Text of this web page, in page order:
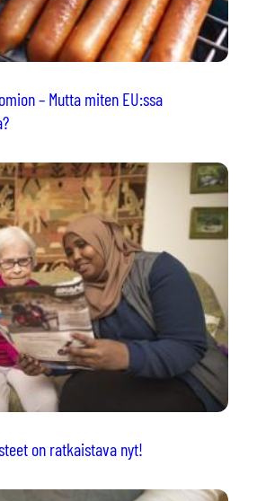
– Mutta miten EU:ssa
on ratkaistava nyt!